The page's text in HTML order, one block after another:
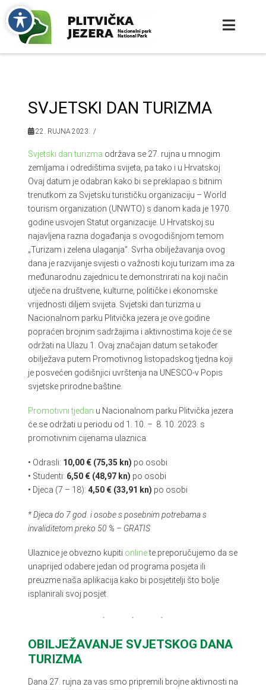
SVJETSKI DAN TURIZMA
22. RUJNA 2023.
Svjetski dan turizma održava se 27. rujna u mnogim
zemljama i odredištima svijeta, pa tako i u Hrvatskoj.
Ovaj datum je odabran kako bi se preklapao s bitnim
trenutkom za Svjetsku turističku organizaciju – World
tourism organization (UNWTO) s danom kada je 1970.
godine usvojen Statut organizacije. U Hrvatskoj su
najavljena razna događanja s ovogodišnjom temom
„Turizam i zelena ulaganja“. Svrha obilježavanja ovog
dana je razvijanje svijesti o važnosti koju turizam ima za
međunarodnu zajednicu te demonstrirati na koji način
utječe na društvene, kulturne, političke i ekonomske
vrijednosti diljem svijeta. Svjetski dan turizma u
Nacionalnom parku Plitvička jezera je ove godine
popraćen brojnim sadržajima i aktivnostima koje će se
održati na Ulazu 1. Ovaj značajan datum se također
obilježava putem Promotivnog listopadskog tjedna koji
je posvećen godišnjici uvrštenja na UNESCO-v Popis
svjetske prirodne baštine.
Promotivni tjedan u Nacionalnom parku Plitvička jezera
će se održati u periodu od 1. 10. – 8. 10. 2023. s
promotivnim cijenama ulaznica:
• Odrasli: 10,00 € (75,35 kn) po osobi
• Studenti: 6,50 € (48,97 kn) po osobi
• Djeca (7 – 18): 4,50 € (33,91 kn) po osobi
* Djeca do 7 god. i osobe s posebnim potrebama s
invaliditetom preko 50 % – GRATIS
Ulaznice je obvezno kupiti onlinete preporučujemo da se
unaprijed odabere jedan od programa posjeta ili
preuzme naša aplikacija kako bi posjetitelji što bolje
isplanirali svoj posjet.
OBILJEŽAVANJE SVJETSKOG DANA
TURIZMA
Dana 27. rujna za vas smo pripremili brojne aktivnosti na